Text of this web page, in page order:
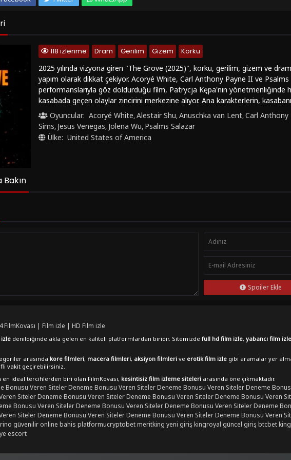
118 izlenme Dram Gerilim Gizem
Korku
2025 yılında vizyona giren "The Grove (2025)", korku, gerilim, gizem ve
yapım olarak dikkat çekiyor. Acoryé White, Carl Anthony Payne II ve Psalms
performanslarıyla göz doldurduğu film, Patrycja Kępa'nın yönetmenliğinde
kasabada geçen olaylar zincirini merkezine alıyor. Ana karakterlerin,
çıkarmak için verdikleri mücadele, seyirciyi gerilim dolu bir yolculuğa
sürükleyici atmosferi, etkileyici görsel efektleri ve karakter derinliği
korku ve gerilim tutkunlarının keyifle izleyebileceği, sıra dışı bir deneyim
dolu anlatımıyla dikkat çeken film, türkçe dublaj ve türkçe altyazı
Oyuncular: Acoryé White,Alestair Shu,Anuschka van Lent,Carl Anthony
Sims, Jesus Venegas, Jolena Wu, Psalms Salazar
Ülke: United States of America
Spoiler Ekle
FilmKovası | Film izle | HD Film izle
denildiğinde akla gelen en kaliteli platformlardan biridir. Sitemizde full hd film izle, yabancı film izle
arasında kore filmleri, macera filmleri, aksiyon filmleri ve erotik film izle gibi aramalar yer
vakit geçirebilirsiniz.
ideal tercihlerden biri olan FilmKovası, kesintisiz film izleme siteleri arasında öne çıkmaktadır.
Bonusu Veren SitelerDeneme Bonusu Veren SitelerDeneme Bonusu Veren SitelerDeneme
SitelerDeneme Bonusu Veren SitelerDeneme Bonusu Veren SitelerDeneme Bonusu Veren
Bonusu Veren SitelerDeneme Bonusu Veren SitelerDeneme Bonusu Veren SitelerDeneme
SitelerDeneme Bonusu Veren SitelerDeneme Bonusu Veren SitelerDeneme Bonusu Veren
güvenilir online bahis platformucryptobetmeritking yeni girişkingroyal güncel girişbtcbet
escort